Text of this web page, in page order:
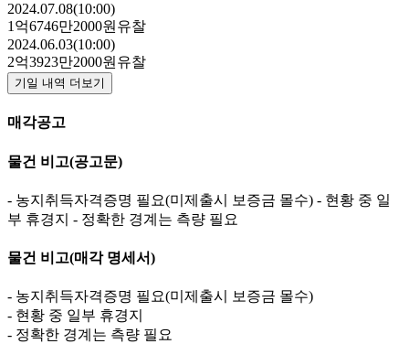
2024.07.08(10:00)
1억6746만2000원 유찰
2024.06.03(10:00)
2억3923만2000원 유찰
기일 내역 더보기
매각공고
물건 비고(공고문)
- 농지취득자격증명 필요(미제출시 보증금 몰수) - 현황 중 일
부 휴경지 - 정확한 경계는 측량 필요
물건 비고(매각 명세서)
- 농지취득자격증명 필요(미제출시 보증금 몰수)
- 현황 중 일부 휴경지
- 정확한 경계는 측량 필요